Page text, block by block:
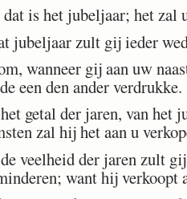
is het jubeljaar; het
jubeljaar zult gij ieder
wanneer gij aan uw
een den ander verdrukke.
getal der jaren, van het
zal hij het aan u
veelheid der jaren zult
want hij verkoopt